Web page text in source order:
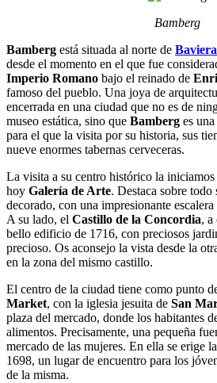
Bamberg
Bamberg está situada al norte de Baviera
desde el momento en el que fue
Imperio Romano bajo el reinado de
famoso del pueblo. Una joya de
encerrada en una ciudad que no es de
museo estática, sino que Bamberg es
para el que la visita por su historia, sus
nueve enormes tabernas cerveceras.
La visita a su centro histórico la iniciamos
hoy Galería de Arte. Destaca sobre
decorado, con una impresionante
A su lado, el Castillo de la Concordia, a
bello edificio de 1716, con preciosos
precioso. Os aconsejo la vista desde la
en la zona del mismo castillo.
El centro de la ciudad tiene como punto
Market, con la iglesia jesuita de San
plaza del mercado, donde los habitantes
alimentos. Precisamente, una pequeña
mercado de las mujeres. En ella se erige la
1698, un lugar de encuentro para los
de la misma.